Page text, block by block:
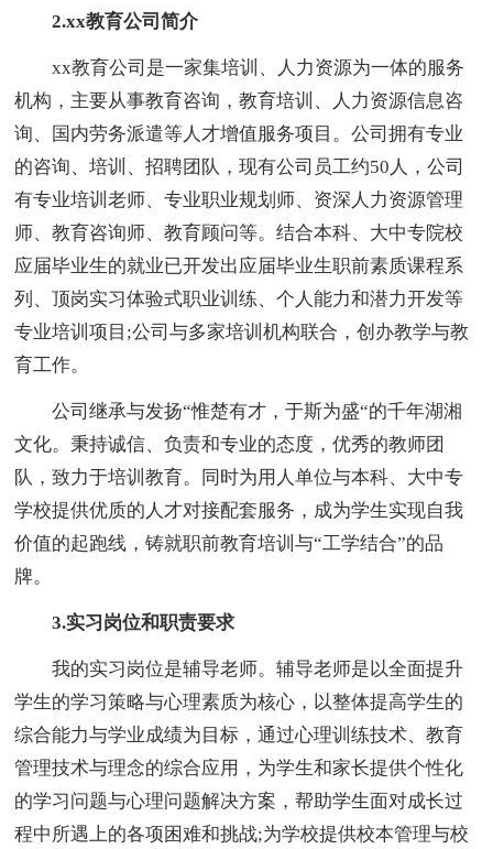
2.xx教育公司简介
xx教育公司是一家集培训、人力资源为一体的服务
机构，主要从事教育咨询，教育培训、人力资源信息咨
询、国内劳务派遣等人才增值服务项目。公司拥有专业
的咨询、培训、招聘团队，现有公司员工约50人，公司
有专业培训老师、专业职业规划师、资深人力资源管理
师、教育咨询师、教育顾问等。结合本科、大中专院校
应届毕业生的就业已开发出应届毕业生职前素质课程系
列、顶岗实习体验式职业训练、个人能力和潜力开发等
专业培训项目;公司与多家培训机构联合，创办教学与教
育工作。
公司继承与发扬“惟楚有才，于斯为盛“的千年湖湘
文化。秉持诚信、负责和专业的态度，优秀的教师团
队，致力于培训教育。同时为用人单位与本科、大中专
学校提供优质的人才对接配套服务，成为学生实现自我
价值的起跑线，铸就职前教育培训与“工学结合”的品
牌。
3.实习岗位和职责要求
我的实习岗位是辅导老师。辅导老师是以全面提升
学生的学习策略与心理素质为核心，以整体提高学生的
综合能力与学业成绩为目标，通过心理训练技术、教育
管理技术与理念的综合应用，为学生和家长提供个性化
的学习问题与心理问题解决方案，帮助学生面对成长过
程中所遇上的各项困难和挑战;为学校提供校本管理与校